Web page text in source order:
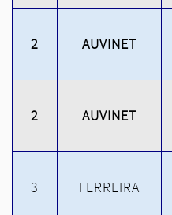
2 AUVINET
2 AUVINET
3 FERREIRA